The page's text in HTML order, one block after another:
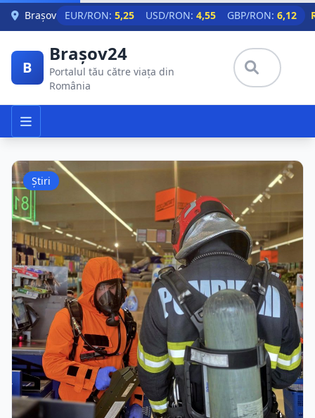
Skip to main content
Brașov EUR/RON: 5,25 USD/RON: 4,55 GBP/RON: 6,12
B
Brașov24
Portalul tău către viața din
România
Știri